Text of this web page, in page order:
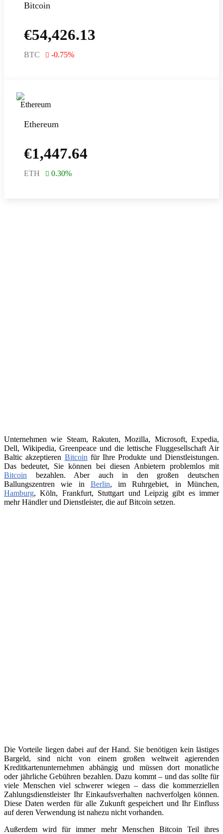
Bitcoin
€54,426.13
BTC -0.75%
Ethereum
€1,447.64
ETH 0.30%
Unternehmen wie Steam, Rakuten, Mozilla, Microsoft, Expedia,
Dell, Wikipedia, Greenpeace und die lettische Fluggesellschaft Air
Baltic akzeptieren Bitcoin für Ihre Produkte und Dienstleistungen.
Das bedeutet, Sie können bei diesen Anbietern problemlos mit
Bitcoin bezahlen. Aber auch in den großen deutschen
Ballungszentren wie in Berlin, im Ruhrgebiet, in München,
Hamburg, Köln, Frankfurt, Stuttgart und Leipzig gibt es immer
mehr Händler und Dienstleister, die auf Bitcoin setzen.
Die Vorteile liegen dabei auf der Hand. Sie benötigen kein lästiges
Bargeld, sind nicht von einem großen weltweit agierenden
Kreditkartenunternehmen abhängig und müssen dort monatliche
oder jährliche Gebühren bezahlen. Dazu kommt – und das sollte für
viele Menschen viel schwerer wiegen – dass die kommerziellen
Zahlungsdienstleister Ihr Einkaufsverhalten nachverfolgen können.
Diese Daten werden für alle Zukunft gespeichert und Ihr Einfluss
auf deren Verwendung ist nahezu nicht vorhanden.
Außerdem wird für immer mehr Menschen Bitcoin Teil ihres